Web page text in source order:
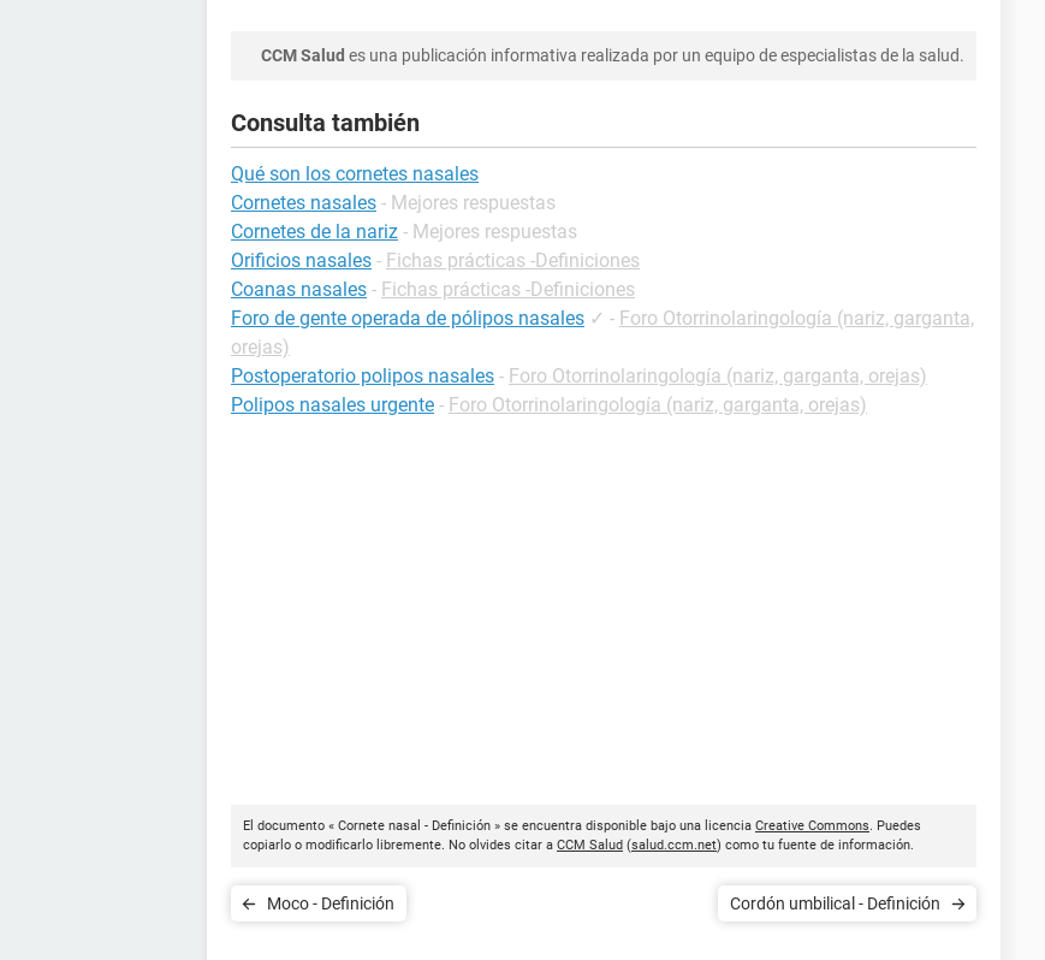
CCM Salud es una publicación informativa realizada por un equipo de especialistas de la salud.
Consulta también
Qué son los cornetes nasales
Cornetes nasales - Mejores respuestas
Cornetes de la nariz - Mejores respuestas
Orificios nasales - Fichas prácticas -Definiciones
Coanas nasales - Fichas prácticas -Definiciones
Foro de gente operada de pólipos nasales ✓ - Foro Otorrinolaringología (nariz, garganta,
orejas)
Postoperatorio polipos nasales - Foro Otorrinolaringología (nariz, garganta, orejas)
Polipos nasales urgente - Foro Otorrinolaringología (nariz, garganta, orejas)
El documento « Cornete nasal - Definición » se encuentra disponible bajo una licencia Creative Commons. Puedes
copiarlo o modificarlo libremente. No olvides citar a CCM Salud (salud.ccm.net) como tu fuente de información.
Moco - Definición Cordón umbilical - Definición